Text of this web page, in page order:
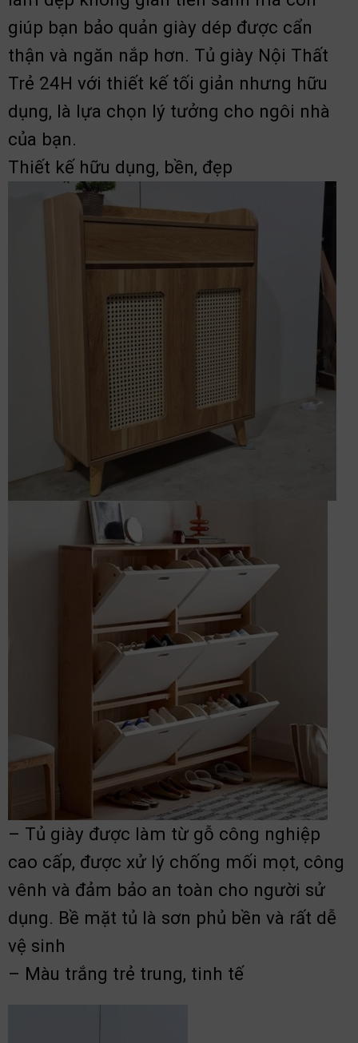
giúp bạn bảo quản giày dép được cẩn
thận và ngăn nắp hơn. Tủ giày Nội Thất
Trẻ 24H với thiết kế tối giản nhưng hữu
dụng, là lựa chọn lý tưởng cho ngôi nhà
của bạn.
Thiết kế hữu dụng, bền, đẹp
– Tủ giày được làm từ gỗ công nghiệp
cao cấp, được xử lý chống mối mọt, công
vênh và đảm bảo an toàn cho người sử
dụng. Bề mặt tủ là sơn phủ bền và rất dễ
vệ sinh
– Màu trắng trẻ trung, tinh tế